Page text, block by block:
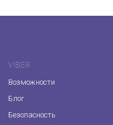
VIBER
Возможности
Блог
Безопасность